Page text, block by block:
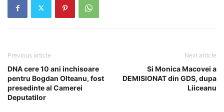
Previous article
DNA cere 10 ani inchisoare
pentru Bogdan Olteanu, fost
presedinte al Camerei
Deputatilor
Next article
Si Monica Macovei a
DEMISIONAT din GDS, dupa
Liiceanu